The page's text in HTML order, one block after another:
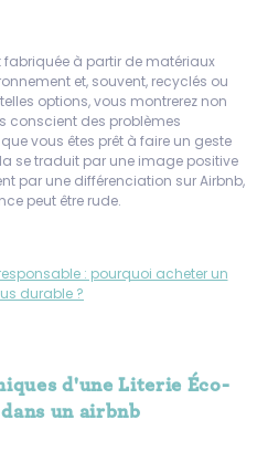
fabriquée à partir de matériaux
et, souvent, recyclés ou
options, vous montrerez non
conscient des problèmes
vous êtes prêt à faire un geste
se traduit par une image positive
par une différenciation sur Airbnb,
peut être rude.
: pourquoi acheter un
durable ?
d'une Literie Éco-
un airbnb